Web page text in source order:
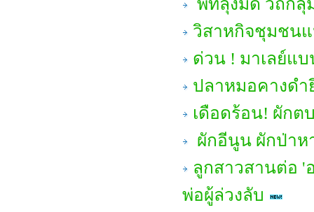
พัทลุงมีดี วิถีกลุ่
วิสาหกิจชุมชนแ
ด่วน ! มาเลย์แ
ปลาหมอคางดำ
เดือดร้อน! ผักต
ผักอีนูน ผักป่าห
ลูกสาวสานต่อ '
พ่อผู้ล่วงลับ